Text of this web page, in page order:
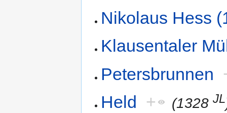
Nikolaus Hess
Klausentaler
Petersbrunnen
Held + (1328JL